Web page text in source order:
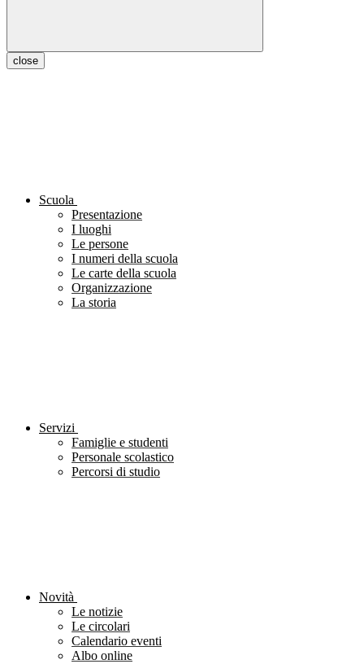
close
Scuola
Presentazione
I luoghi
Le persone
I numeri della scuola
Le carte della scuola
Organizzazione
La storia
Servizi
Famiglie e studenti
Personale scolastico
Percorsi di studio
Novità
Le notizie
Le circolari
Calendario eventi
Albo online